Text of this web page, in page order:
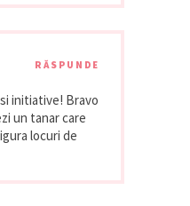
RĂSPUNDE
initiative! Bravo
un tanar care
locuri de